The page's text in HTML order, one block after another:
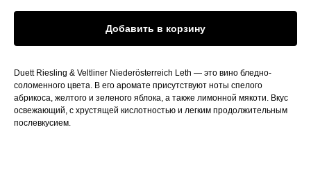
Добавить в корзину
Duett Riesling & Veltliner Niederösterreich Leth — это вино бледно-
соломенного цвета. В его аромате присутствуют ноты спелого
абрикоса, желтого и зеленого яблока, а также лимонной мякоти. Вкус
освежающий, с хрустящей кислотностью и легким продолжительным
послевкусием.